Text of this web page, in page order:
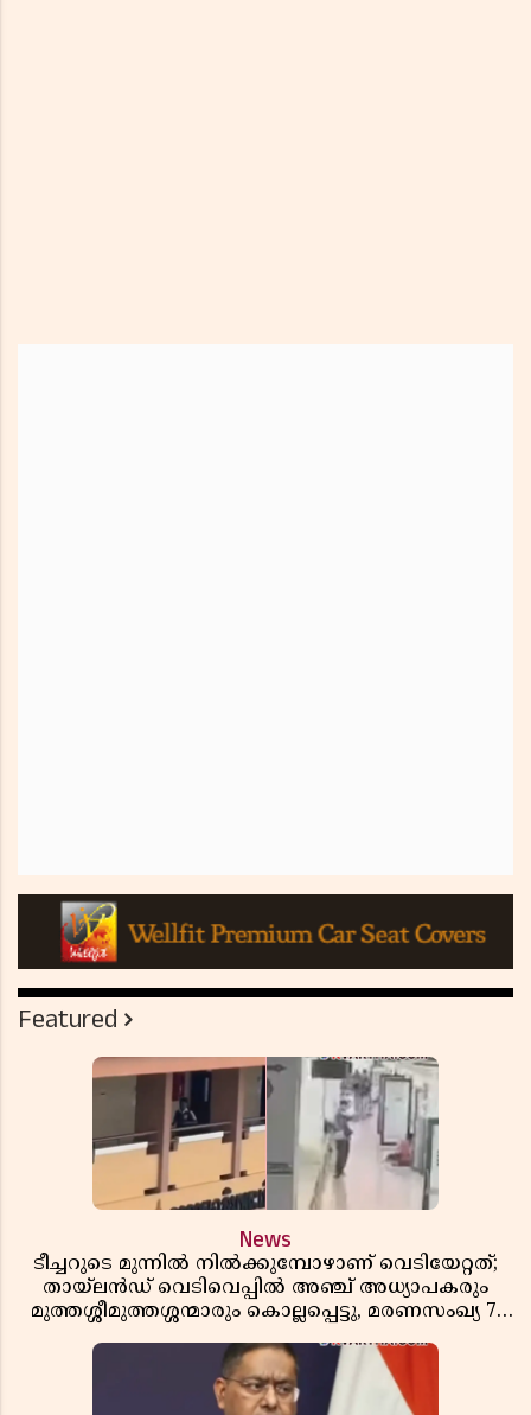
Featured
News
ടീച്ചറുടെ മുന്നിൽ നിൽക്കുമ്പോഴാണ് വെടിയേറ്റത്;
തായ്‌ലൻഡ് വെടിവെപ്പിൽ അഞ്ച് അധ്യാപകരും
മുത്തശ്ശീമുത്തശ്ശന്മാരും കൊല്ലപ്പെട്ടു, മരണസംഖ്യ 7;